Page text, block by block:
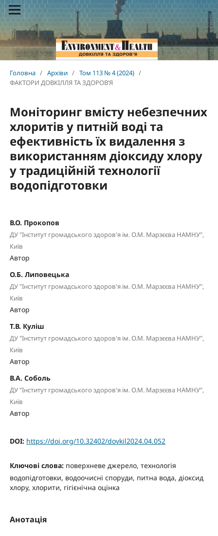
Головна / Архіви / Том 113 № 4 (2024) /
ФАКТОРИ ДОВКІЛЛЯ ТА ЗДОРОВ’Я
Моніторинг вмісту небезпечних
хлоритів у питній воді та
ефективність їх видалення з
використанням діоксиду хлору
у традиційній технології
водопідготовки
В.О. Прокопов
ДУ "Інститут громадського здоров'я ім. О.М. Марзєєва НАМНУ",
Київ
Автор
О.Б. Липовецька
ДУ "Інститут громадського здоров'я ім. О.М. Марзєєва НАМНУ",
Київ
Автор
Т.В. Куліш
ДУ "Інститут громадського здоров'я ім. О.М. Марзєєва НАМНУ",
Київ
Автор
В.А. Соболь
ДУ "Інститут громадського здоров'я ім. О.М. Марзєєва НАМНУ",
Київ
Автор
DOI: https://doi.org/10.32402/dovkil2024.04.052
Ключові слова: поверхневе джерело, технологія
водопідготовки, водоочисні споруди, питна вода, діоксид
хлору, хлорити, гігієнічна оцінка
Анотація